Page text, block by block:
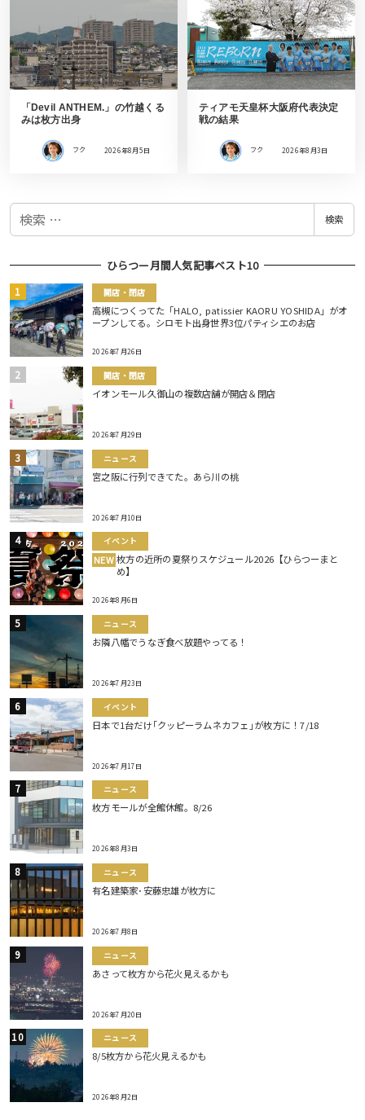
「Devil ANTHEM.」の竹越くる
みは枚方出身
フク 2026年8月5日
ティアモ天皇杯大阪府代表決定
戦の結果
フク 2026年8月3日
検
検索
ひらつー月間人気記事ベスト10
開店・閉店
高槻につくってた「HALO, patissier KAORU YOSHIDA」がオ
ープンしてる。シロモト出身世界3位パティシエのお店
2026年7月26日
開店・閉店
イオンモール久御山の複数店舗が開店＆閉店
2026年7月29日
ニュース
宮之阪に行列できてた。あら川の桃
2026年7月10日
イベント
NEW 枚方の近所の夏祭りスケジュール2026【ひらつーまと
め】
2026年8月6日
ニュース
お隣八幡でうなぎ食べ放題やってる！
2026年7月23日
イベント
日本で1台だけ｢クッピーラムネカフェ｣が枚方に！7/18
2026年7月17日
ニュース
枚方モールが全館休館。8/26
2026年8月3日
ニュース
有名建築家･安藤忠雄が枚方に
2026年7月8日
ニュース
あさって枚方から花火見えるかも
2026年7月20日
ニュース
8/5枚方から花火見えるかも
2026年8月2日